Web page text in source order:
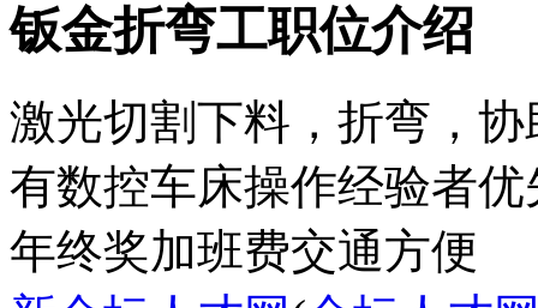
钣金折弯工职位介绍
激光切割下料，折弯，
有数控车床操作经验者优
年终奖加班费交通方便